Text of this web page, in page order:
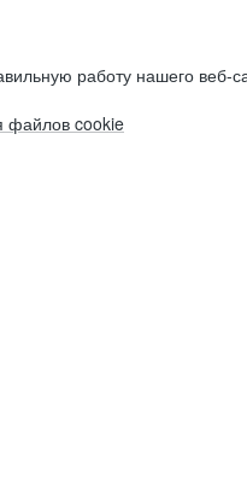
работу нашего веб-
файлов cookie